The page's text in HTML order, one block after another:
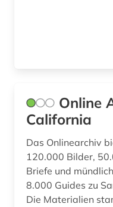
deutschland (1)
Online
California
Das Onlinearchiv
120.000 Bilder,
Briefe und
8.000 Guides zu
Die Materialien